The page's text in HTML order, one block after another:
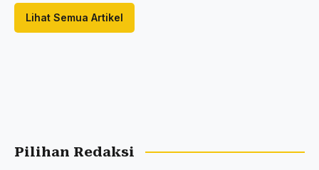
Lihat Semua Artikel
Pilihan Redaksi